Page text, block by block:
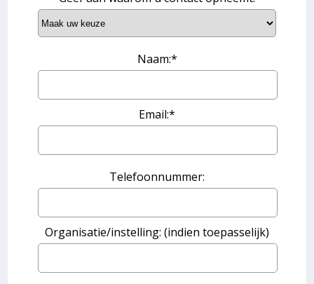
Naam:*
Email:*
Telefoonnummer:
Organisatie/instelling: (indien toepasselijk)